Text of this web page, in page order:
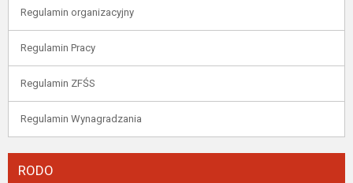
Regulamin organizacyjny
Regulamin Pracy
Regulamin ZFŚS
Regulamin Wynagradzania
RODO